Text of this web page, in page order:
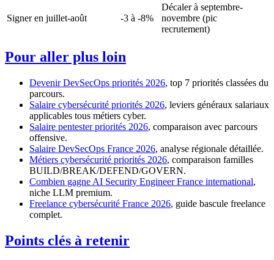
Signer en juillet-août -3 à -8%
Décaler à septembre-
novembre (pic
recrutement)
Pour aller plus loin
Devenir DevSecOps priorités 2026, top 7 priorités classées du
parcours.
Salaire cybersécurité priorités 2026, leviers généraux salariaux
applicables tous métiers cyber.
Salaire pentester priorités 2026, comparaison avec parcours
offensive.
Salaire DevSecOps France 2026, analyse régionale détaillée.
Métiers cybersécurité priorités 2026, comparaison familles
BUILD/BREAK/DEFEND/GOVERN.
Combien gagne AI Security Engineer France international,
niche LLM premium.
Freelance cybersécurité France 2026, guide bascule freelance
complet.
Points clés à retenir